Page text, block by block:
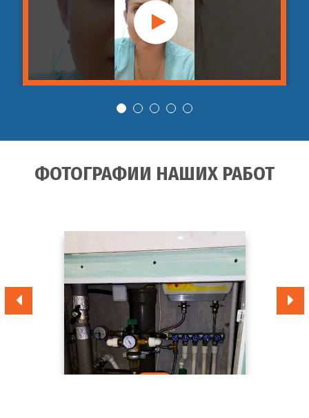
ФОТОГРАФИИ НАШИХ РАБОТ